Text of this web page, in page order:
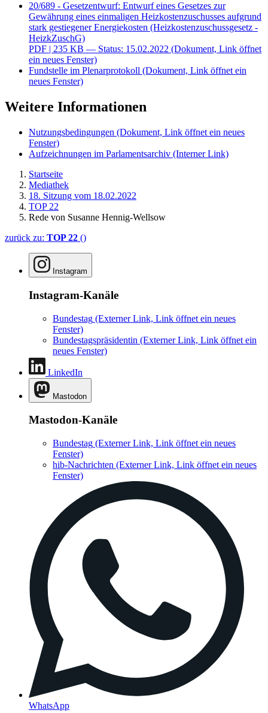
20/689 - Gesetzentwurf: Entwurf eines Gesetzes zur
Gewährung eines einmaligen Heizkostenzuschusses aufgrund
stark gestiegener Energiekosten (Heizkostenzuschussgesetz -
HeizkZuschG)
PDF | 235 KB — Status: 15.02.2022 (Dokument, Link öffnet
ein neues Fenster)
Fundstelle im Plenarprotokoll (Dokument, Link öffnet ein
neues Fenster)
Weitere Informationen
Nutzungsbedingungen (Dokument, Link öffnet ein neues
Fenster)
Aufzeichnungen im Parlamentsarchiv (Interner Link)
Startseite
Mediathek
18. Sitzung vom 18.02.2022
TOP 22
Rede von Susanne Hennig-Wellsow
zurück zu: TOP 22 ()
Instagram
Instagram-Kanäle
Bundestag (Externer Link, Link öffnet ein neues
Fenster)
Bundestagspräsidentin (Externer Link, Link öffnet ein
neues Fenster)
LinkedIn
Mastodon
Mastodon-Kanäle
Bundestag (Externer Link, Link öffnet ein neues
Fenster)
hib-Nachrichten (Externer Link, Link öffnet ein neues
Fenster)
WhatsApp